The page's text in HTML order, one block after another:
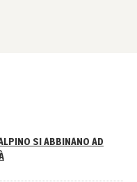
SI ABBINANO AD